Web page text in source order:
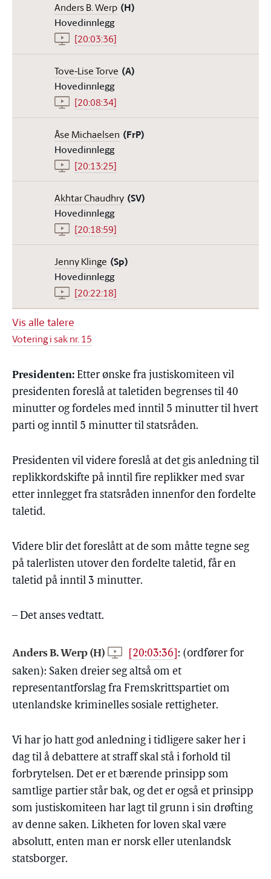
Anders B. Werp (H)
[20:03:36]
Hovedinnlegg
Tove-Lise Torve (A)
[20:08:34]
Hovedinnlegg
Åse Michaelsen (FrP)
[20:13:25]
Hovedinnlegg
Akhtar Chaudhry (SV)
[20:18:59]
Hovedinnlegg
Jenny Klinge (Sp)
[20:22:18]
Hovedinnlegg
Vis alle talere
Votering i sak nr. 15
Presidenten: Etter ønske fra justiskomiteen vil
presidenten foreslå at taletiden begrenses til 40
minutter og fordeles med inntil 5 minutter til hvert
parti og inntil 5 minutter til statsråden.
Presidenten vil videre foreslå at det gis anledning til
replikkordskifte på inntil fire replikker med svar
etter innlegget fra statsråden innenfor den fordelte
taletid.
Videre blir det foreslått at de som måtte tegne seg
på talerlisten utover den fordelte taletid, får en
taletid på inntil 3 minutter.
– Det anses vedtatt.
Anders B. Werp (H) [20:03:36] : (ordfører for
saken): Saken dreier seg altså om et
representantforslag fra Fremskrittspartiet om
utenlandske kriminelles sosiale rettigheter.
Vi har jo hatt god anledning i tidligere saker her i
dag til å debattere at straff skal stå i forhold til
forbrytelsen. Det er et bærende prinsipp som
samtlige partier står bak, og det er også et prinsipp
som justiskomiteen har lagt til grunn i sin drøfting
av denne saken. Likheten for loven skal være
absolutt, enten man er norsk eller utenlandsk
statsborger.